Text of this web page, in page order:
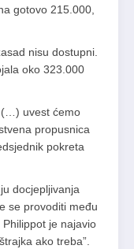
gotovo 215.000,
nisu dostupni.
oko 323.000
(…) uvest ćemo
propusnica
pokreta
docjepljivanja
se provoditi među
je najavio
ako treba”.